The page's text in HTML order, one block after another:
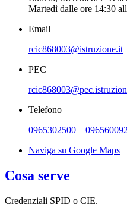
Martedì dalle ore 14:30
Email
rcic868003@istruzione.it
PEC
Telefono
0965302500 –
Naviga su Google Maps
Cosa serve
Credenziali SPID o CIE.